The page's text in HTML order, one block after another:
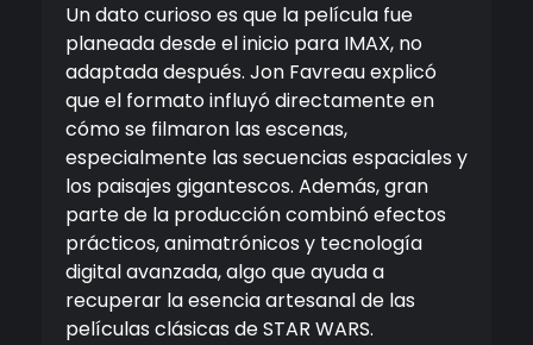
Un dato curioso es que la película fue
planeada desde el inicio para IMAX, no
adaptada después. Jon Favreauexplicó
que el formato influyó directamente en
cómo se filmaron las escenas,
especialmente las secuencias espaciales y
los paisajes gigantescos. Además, gran
parte de la producción combinó efectos
prácticos, animatrónicos y tecnología
digital avanzada, algo que ayuda a
recuperar la esencia artesanal de las
películas clásicas de STAR WARS.